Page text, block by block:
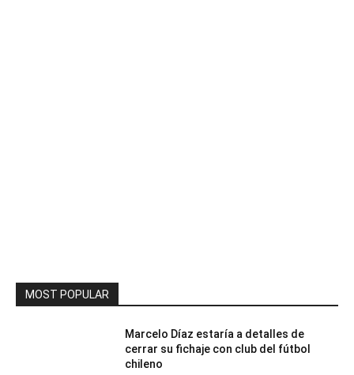
MOST POPULAR
Marcelo Díaz estaría a detalles de
cerrar su fichaje con club del fútbol
chileno